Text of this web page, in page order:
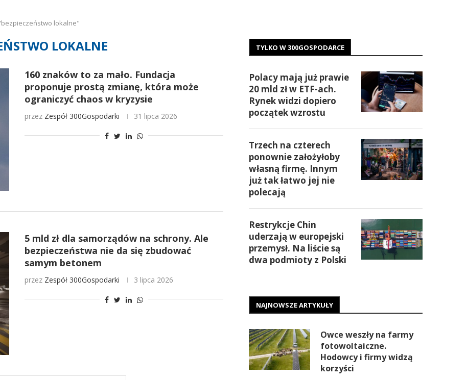
lokalne"
LOKALNE
160 znaków to za mało. Fundacja
proponuje prostą zmianę, która może
ograniczyć chaos w kryzysie
przez Zespół 300Gospodarki 31 lipca 2026
5 mld zł dla samorządów na schrony. Ale
bezpieczeństwa nie da się zbudować
samym betonem
przez Zespół 300Gospodarki 3 lipca 2026
TYLKO W 300GOSPODARCE
Polacy mają już prawie
20 mld zł w ETF-ach.
Rynek widzi dopiero
początek wzrostu
Trzech na czterech
ponownie założyłoby
własną firmę. Innym
już tak łatwo jej nie
polecają
Restrykcje Chin
uderzają w europejski
przemysł. Na liście są
dwa podmioty z Polski
NAJNOWSZE ARTYKUŁY
Owce weszły na farmy
fotowoltaiczne.
Hodowcy i firmy widzą
korzyści